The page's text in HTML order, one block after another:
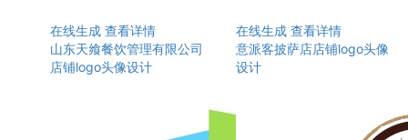
在线生成 查看详情
山东天飨餐饮管理有限公司
店铺logo头像设计
在线生成 查看详情
意派客披萨店店铺logo头像
设计